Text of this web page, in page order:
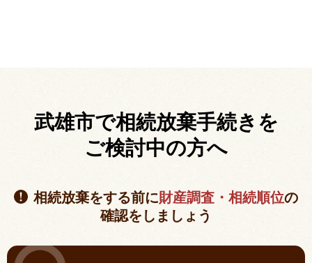
武雄市で相続放棄手続きを
ご検討中の方へ
相続放棄をする前に財産調査・相続順位の
確認をしましょう